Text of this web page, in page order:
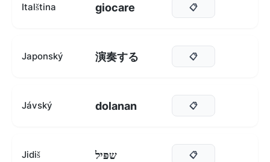
Italština giocare 📋
Japonský 演奏する 📋
Jávský dolanan 📋
Jidiš שפּיל 📋